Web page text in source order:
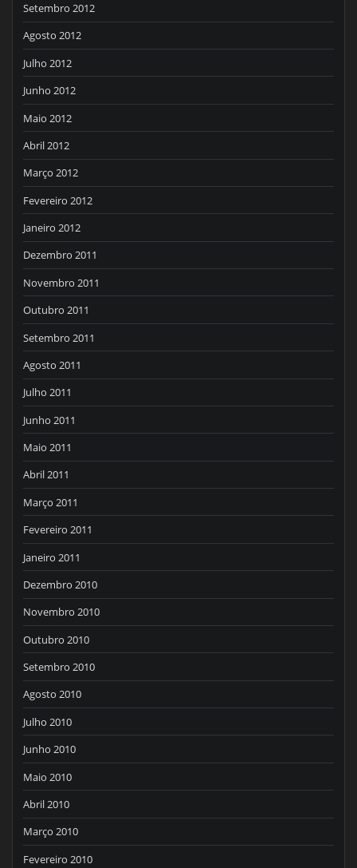
Setembro 2012
Agosto 2012
Julho 2012
Junho 2012
Maio 2012
Abril 2012
Março 2012
Fevereiro 2012
Janeiro 2012
Dezembro 2011
Novembro 2011
Outubro 2011
Setembro 2011
Agosto 2011
Julho 2011
Junho 2011
Maio 2011
Abril 2011
Março 2011
Fevereiro 2011
Janeiro 2011
Dezembro 2010
Novembro 2010
Outubro 2010
Setembro 2010
Agosto 2010
Julho 2010
Junho 2010
Maio 2010
Abril 2010
Março 2010
Fevereiro 2010